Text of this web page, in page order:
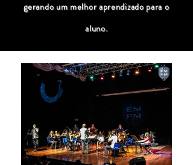
gerando um melhor aprendizado para o
aluno.